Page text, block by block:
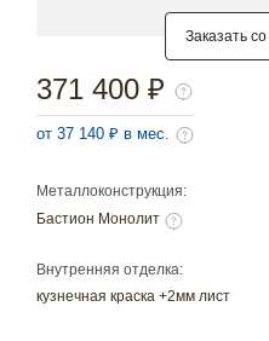
Заказать со
Металлоконструкция:
Бастион Монолит
Внутренняя отделка:
кузнечная краска +2мм лист
371 400 ₽
от 37 140 ₽ в мес.